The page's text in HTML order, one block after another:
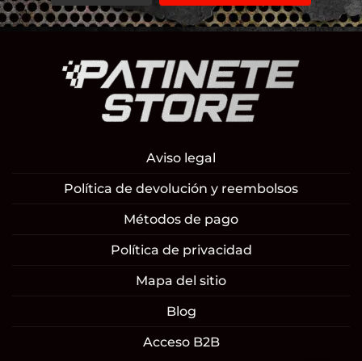
Aviso legal
Política de devolución y reembolsos
Métodos de pago
Política de privacidad
Mapa del sitio
Blog
Acceso B2B